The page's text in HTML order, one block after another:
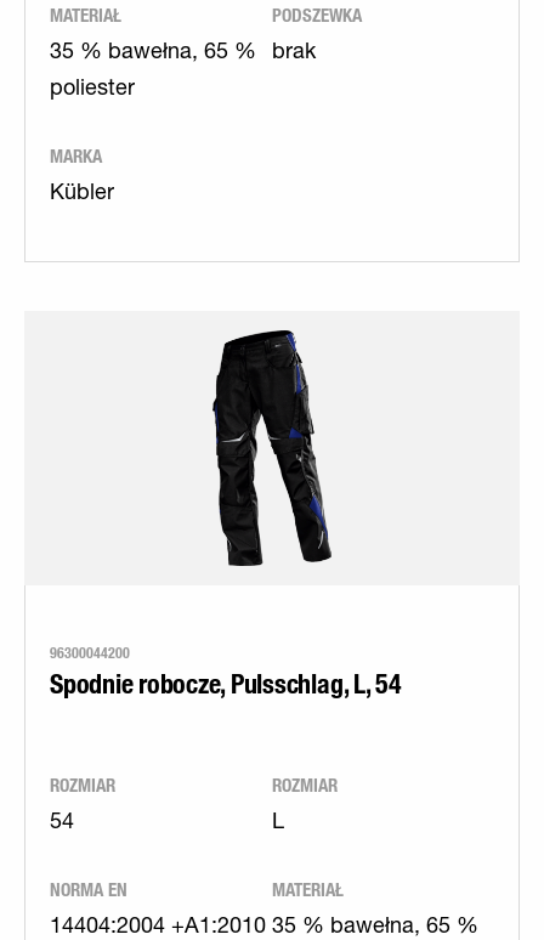
MATERIAŁ
35 % bawełna, 65 %
poliester
PODSZEWKA
brak
MARKA
Kübler
96300044200
Spodnie robocze, Pulsschlag, L, 54
ROZMIAR
54
ROZMIAR
L
NORMA EN
14404:2004 +A1:2010
MATERIAŁ
35 % bawełna, 65 %